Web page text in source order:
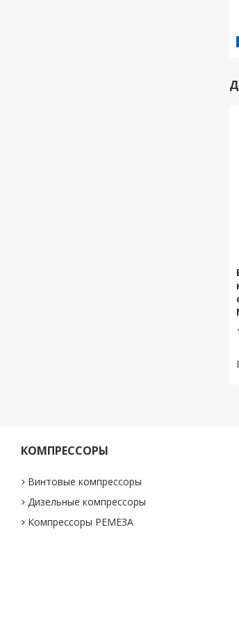
КОМПРЕССОРЫ
Винтовые компрессоры
Дизельные компрессоры
Компрессоры РЕМЕЗА